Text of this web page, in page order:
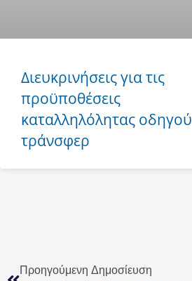
Διευκρινήσεις για τις
προϋποθέσεις
καταλληλόλητας οδηγού
τράνσφερ
Προηγούμενη Δημοσίευση